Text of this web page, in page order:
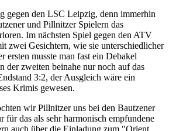
gegen den LSC Leipzig, denn immerhin
und Pillnitzer Spielern das
Im nächsten Spiel gegen den ATV
zwei Gesichtern, wie sie unterschiedlicher
ersten musste man fast ein Debakel
der zweiten beinahe nur noch auf das
3:2, der Ausgleich wäre ein
Krimis gewesen.
wir Pillnitzer uns bei den Bautzener
für das als sehr harmonisch empfundene